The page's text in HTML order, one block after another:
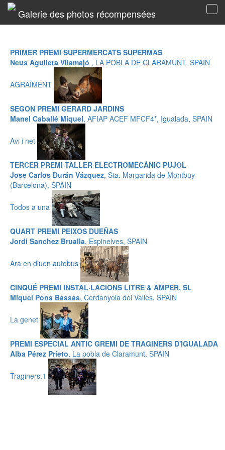
Galerie des photos récompensées
PRIMER PREMI SUPERMERCATS SUPERMAS
Neus Aguilera Vilamajó , LA POBLA DE CLARAMUNT, SPAIN
AGRAÏMENT
SEGON PREMI GERARD JARDINS
Manel Caballé Miquel, AFIAP ACEF MFCF4*, Igualada, SPAIN
Avi i net
TERCER PREMI TALLER ELECTROMECÀNIC PUJOL
Jose Carlos Durán Vázquez, Sta. Margarida de Montbuy
(Barcelona), SPAIN
Todos a una
QUART PREMI PEIXOS DUEÑAS
Jordi Sanchez Brualla, Espinelves, SPAIN
Ara en diuen autobus
CINQUÉ PREMI INSTAL·LACIONS LITRE & AMPER, SL
Miquel Pons Bassas, Cerdanyola del Vallès, SPAIN
La genet
PREMI ESPECIAL ANTIC GREMI DE TRAGINERS D'IGUALADA
Alba Pérez Prieto, La pobla de Claramunt, SPAIN
Traginers.1